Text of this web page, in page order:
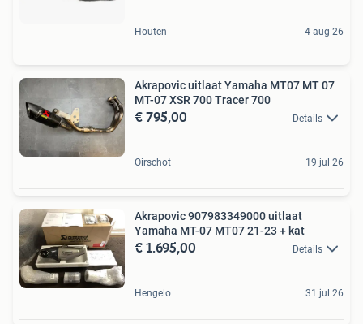
Houten 4 aug 26
Akrapovic uitlaat Yamaha MT07 MT 07
MT-07 XSR 700 Tracer 700
€ 795,00 Details
Oirschot 19 jul 26
Akrapovic 907983349000 uitlaat
Yamaha MT-07 MT07 21-23 + kat
€ 1.695,00 Details
Hengelo 31 jul 26